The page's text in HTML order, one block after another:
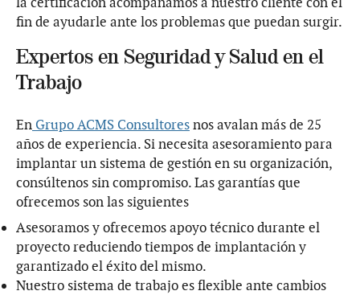
fin de ayudarle ante los problemas que puedan surgir.
Expertos en Seguridad y Salud en el
Trabajo
En Grupo ACMS Consultoresnos avalan más de 25
años de experiencia. Si necesita asesoramiento para
implantar un sistema de gestión en su organización,
consúltenos sin compromiso. Las garantías que
ofrecemos son las siguientes
Asesoramos y ofrecemos apoyo técnico durante el
proyecto reduciendo tiempos de implantación y
garantizado el éxito del mismo.
Nuestro sistema de trabajo es flexible ante cambios